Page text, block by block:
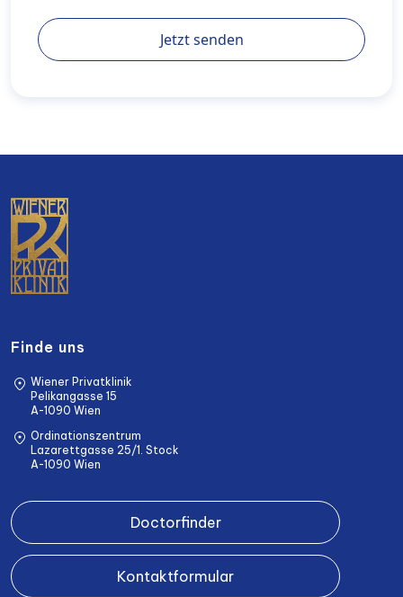
Jetzt senden
Finde uns
Wiener Privatklinik
Pelikangasse 15
A-1090 Wien
Ordinationszentrum
Lazarettgasse 25/1. Stock
A-1090 Wien
Doctorfinder
Kontaktformular